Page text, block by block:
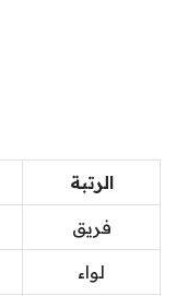
الرتبة
فريق
لواء